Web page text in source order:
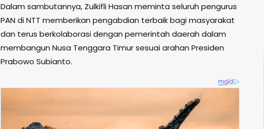
Dalam sambutannya, Zulkifli Hasan meminta seluruh pengurus
PAN di NTT memberikan pengabdian terbaik bagi masyarakat
dan terus berkolaborasi dengan pemerintah daerah dalam
membangun Nusa Tenggara Timur sesuai arahan Presiden
Prabowo Subianto.